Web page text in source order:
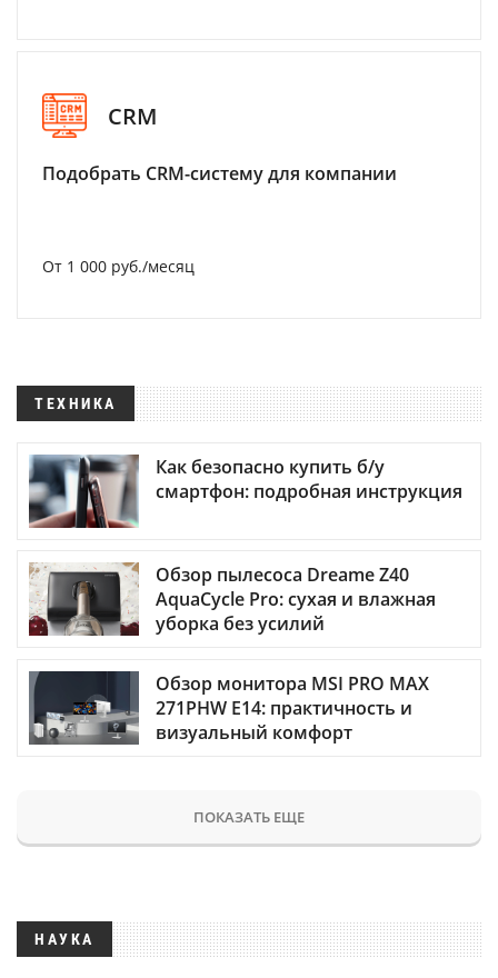
CRM
Подобрать CRM-систему для компании
От 1 000 руб./месяц
ТЕХНИКА
Как безопасно купить б/у
смартфон: подробная инструкция
Обзор пылесоса Dreame Z40
AquaCycle Pro: сухая и влажная
уборка без усилий
Обзор монитора MSI PRO MAX
271PHW E14: практичность и
визуальный комфорт
ПОКАЗАТЬ ЕЩЕ
НАУКА